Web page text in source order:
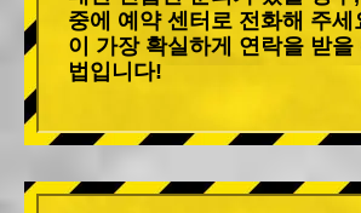
중에 예약 센터로 전화해 주세
이 가장 확실하게 연락을 받을
법입니다!